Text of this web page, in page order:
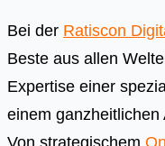
Bei der Ratiscon
Beste aus allen
Expertise einer
einem